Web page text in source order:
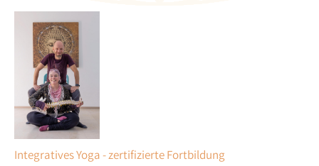
Integratives Yoga - zertifizierte Fortbildung